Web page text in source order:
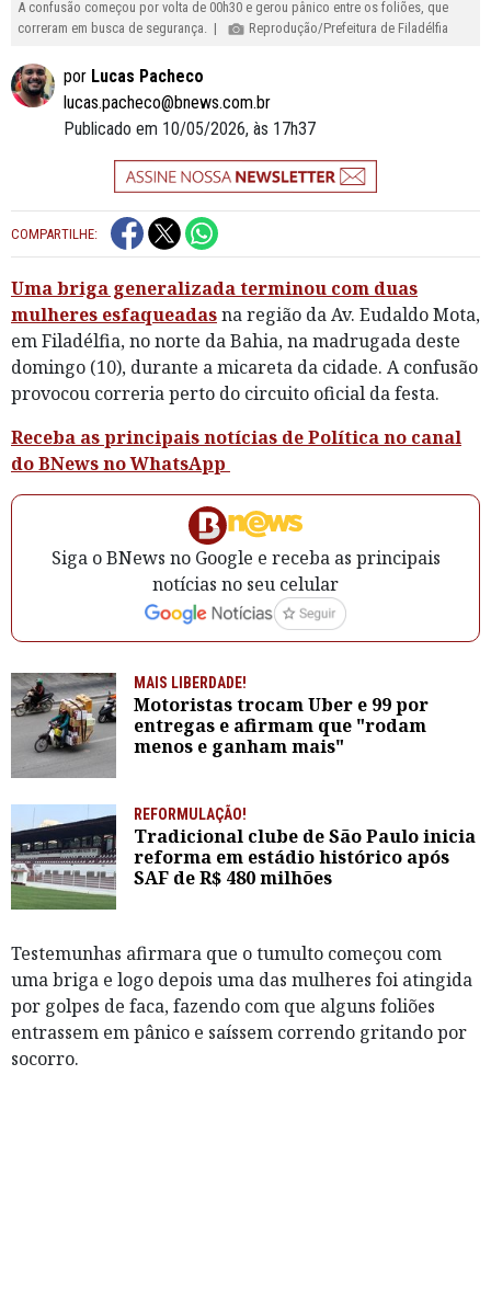
A confusão começou por volta de 00h30 e gerou pânico entre os foliões, que
correram em busca de segurança. |
Reprodução/Prefeitura de Filadélfia
por Lucas Pacheco
lucas.pacheco@bnews.com.br
Publicado em 10/05/2026, às 17h37
COMPARTILHE:
Uma briga generalizada terminou com duas
mulheres esfaqueadasna região da Av. Eudaldo Mota,
em Filadélfia, no norte da Bahia, na madrugada deste
domingo (10), durante a micareta da cidade. A confusão
provocou correria perto do circuito oficial da festa.
Receba as principais notícias de Política no canal
do BNews no WhatsApp
Siga o BNews no Google e receba as principais
notícias no seu celular
MAIS LIBERDADE!
Motoristas trocam Uber e 99 por
entregas e afirmam que "rodam
menos e ganham mais"
REFORMULAÇÃO!
Tradicional clube de São Paulo inicia
reforma em estádio histórico após
SAF de R$ 480 milhões
Testemunhas afirmara que o tumulto começou com
uma briga e logo depois uma das mulheres foi atingida
por golpes de faca, fazendo com que alguns foliões
entrassem em pânico e saíssem correndo gritando por
socorro.